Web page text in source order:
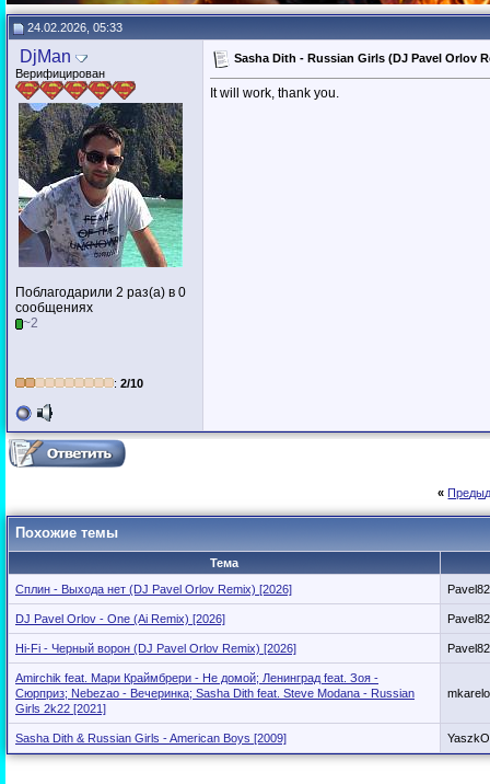
24.02.2026, 05:33
DjMan
Верифицирован
Поблагодарили 2 раз(а) в 0
сообщениях
~2
: 2/10
Sasha Dith - Russian Girls (DJ Pavel Orlov
It will work, thank you.
«
Похожие темы
Тема
Сплин - Выхода нет (DJ Pavel Orlov Remix) [2026]
DJ Pavel Orlov - One (Ai Remix) [2026]
Hi-Fi - Черный ворон (DJ Pavel Orlov Remix) [2026]
Amirchik feat. Мари Краймбрери - Не домой; Ленинград feat. Зоя -
Сюрприз; Nebezao - Вечеринка; Sasha Dith feat. Steve Modana - Russian
Girls 2k22 [2021]
Sasha Dith & Russian Girls - American Boys [2009] YaszkO